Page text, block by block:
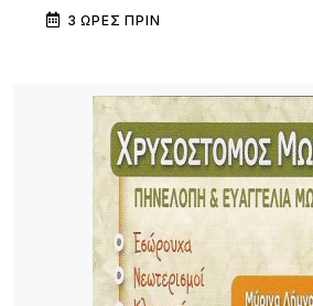
3 ΏΡΕΣ ΠΡΙΝ
3 ΏΡΕΣ ΠΡΙΝ
Ακρίβεια: Το μοσχάρι
από τα τέλη του 2024
3 ΏΡΕΣ ΠΡΙΝ
Καιρός: Στα 40άρια θα «ψηθούν»
βόρεια Ελλάδα – Έως 8 μποφόρ
Αιγαίο μέχρι Δεκαπενταύγουστο